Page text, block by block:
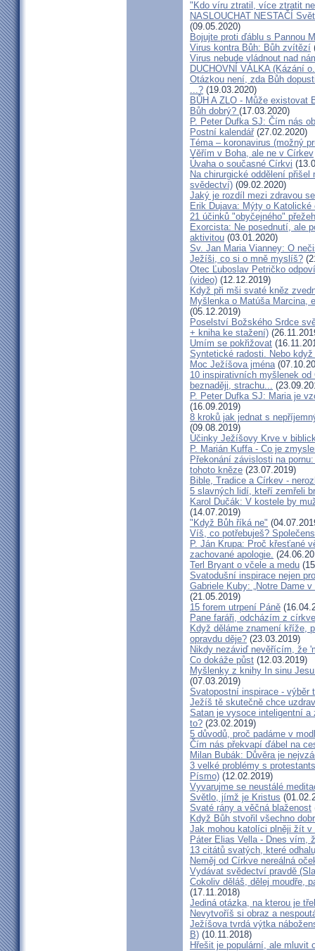
"Kdo víru ztratil, více ztratit
NASLOUCHAT NESTAČÍ
(09.05.2020)
Bojujte proti ďáblu s Pannou
Virus kontra Bůh: Bůh zvítězí
Virus nebude vládnout nad
DUCHOVNÍ VÁLKA (Kázání
Otázkou není, zda Bůh
...? (19.03.2020)
BŮH A ZLO - Může
Bůh dobrý? (17.03.2020)
P. Peter Dufka SJ: Čím nás
Postní kalendář(27.02.2020)
Téma – koronavirus (možný
Věřím v Boha, ale ne v Církev
Úvaha o současné Církvi
Na chirurgické oddělení
svědectví) (09.02.2020)
Jaký je rozdíl mezi zdravou
Erik Dujava: Mýty o
21 účinků "obyčejného"
Exorcista: Ne posednutí, ale
aktivitou (03.01.2020)
Sv. Jan Maria Vianney: O
Ježíši, co si o mně myslíš?
Otec Ľuboslav Petričko
(video) (12.12.2019)
Když při mši svaté kněz
Myšlenka o Matúša Marcina,
(05.12.2019)
Poselství Božského Srdce
+ kniha ke stažení)
Umím se pokřižovat
Syntetické radosti. Nebo
Moc Ježíšova jména
10 inspirativních myšlenek
beznaději, strachu...
P. Peter Dufka SJ: Maria je
(16.09.2019)
8 kroků jak jednat s
(09.08.2019)
Účinky Ježíšovy Krve v
P. Marián Kuffa - Co je
Překonání závislosti na
tohoto kněze (23.07.2019)
Bible, Tradice a Církev -
5 slavných lidí, kteří zemřeli
Karol Dučák: V kostele by
(14.07.2019)
"Když Bůh říká ne"
Víš, co potřebuješ?
P. Ján Krupa: Proč křesťané
zachované apologie.
Terl Bryant o včele a medu
Svatodušní inspirace nejen
Gabriele Kuby: „Notre Dame
(21.05.2019)
15 forem utrpení Páně
Pane faráři, odcházím z církve
Když děláme znamení kříže,
opravdu děje? (23.03.2019)
Nikdy nezáviď nevěřícím, že
Co dokáže půst (12.03.2019)
Myšlenky z knihy In sinu
(07.03.2019)
Svatopostní inspirace - výběr
Ježíš tě skutečně chce
Satan je vysoce inteligentní
to? (23.02.2019)
5 důvodů, proč padáme v
Čím nás překvapí ďábel na
Milan Bubák: Důvěra je
3 velké problémy s
Písmo) (12.02.2019)
Vyvarujme se neustálé
Světlo, jímž je Kristus
Svaté rány a věčná blaženost
Když Bůh stvořil všechno
Jak mohou katolíci plněji žít v
Páter Elias Vella - Dnes vím,
13 citátů svatých, které
Neměj od Církve nereálná
Vydávat svědectví pravdě
Cokoliv děláš, dělej moudře,
(17.11.2018)
Jediná otázka, na kterou je
Nevytvoříš si obraz a
Ježíšova tvrdá výtka
B) (10.11.2018)
Hřešit je populární, ale mluvit